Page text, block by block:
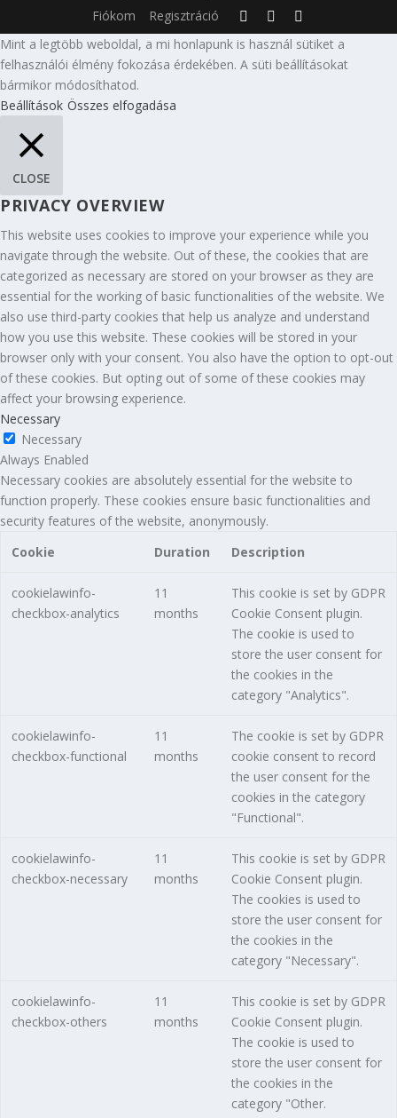
Fiókom
Regisztráció
Mint a legtöbb weboldal, a mi honlapunk is használ sütiket a
felhasználói élmény fokozása érdekében. A süti beállításokat
bármikor módosíthatod.
Beállítások Összes elfogadása
CLOSE
PRIVACY OVERVIEW
This website uses cookies to improve your experience while you
navigate through the website. Out of these, the cookies that are
categorized as necessary are stored on your browser as they are
essential for the working of basic functionalities of the website. We
also use third-party cookies that help us analyze and understand
how you use this website. These cookies will be stored in your
browser only with your consent. You also have the option to opt-out
of these cookies. But opting out of some of these cookies may
affect your browsing experience.
Necessary
Necessary
Always Enabled
Necessary cookies are absolutely essential for the website to
function properly. These cookies ensure basic functionalities and
security features of the website, anonymously.
Cookie
Duration Description
cookielawinfo-
checkbox-analytics
11
months
This cookie is set by GDPR
Cookie Consent plugin.
The cookie is used to
store the user consent for
the cookies in the
category "Analytics".
cookielawinfo-
checkbox-functional
11
months
The cookie is set by GDPR
cookie consent to record
the user consent for the
cookies in the category
"Functional".
cookielawinfo-
checkbox-necessary
11
months
This cookie is set by GDPR
Cookie Consent plugin.
The cookies is used to
store the user consent for
the cookies in the
category "Necessary".
cookielawinfo-
checkbox-others
11
months
This cookie is set by GDPR
Cookie Consent plugin.
The cookie is used to
store the user consent for
the cookies in the
category "Other.